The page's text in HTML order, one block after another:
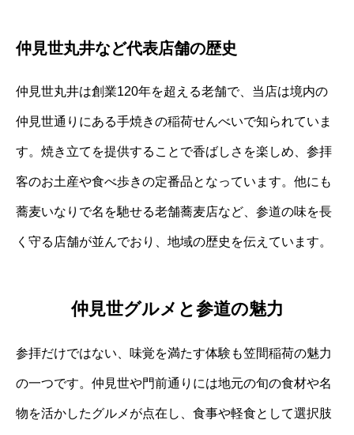
仲見世丸井など代表店舗の歴史
仲見世丸井は創業120年を超える老舗で、当店は境内の
仲見世通りにある手焼きの稲荷せんべいで知られていま
す。焼き立てを提供することで香ばしさを楽しめ、参拝
客のお土産や食べ歩きの定番品となっています。他にも
蕎麦いなりで名を馳せる老舗蕎麦店など、参道の味を長
く守る店舗が並んでおり、地域の歴史を伝えています。
仲見世グルメと参道の魅力
参拝だけではない、味覚を満たす体験も笠間稲荷の魅力
の一つです。仲見世や門前通りには地元の旬の食材や名
物を活かしたグルメが点在し、食事や軽食として選択肢